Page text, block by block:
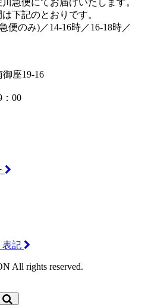
下記のとおりです。
便のみ)／14-16時／16-18時／
座19-16
00
表記
All rights reserved.